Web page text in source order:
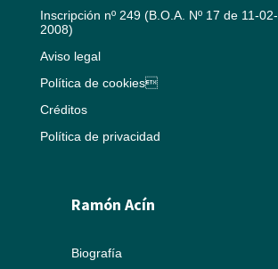
Inscripción nº 249 (B.O.A. Nº 17 de 11-02-
2008)
Aviso legal
Política de cookies
Créditos
Política de privacidad
Ramón Acín
Biografía